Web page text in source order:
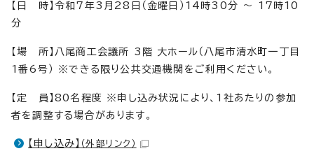
【日 時】令和7年3月28日（金曜日）14時30分 〜 17時10
分
【場 所】八尾商工会議所 3階 大ホール（八尾市清水町一丁目
1番6号） ※できる限り公共交通機関をご利用ください。
【定 員】80名程度 ※申し込み状況により、1社あたりの参加
者を調整する場合があります。
【申し込み】 （外部リンク）